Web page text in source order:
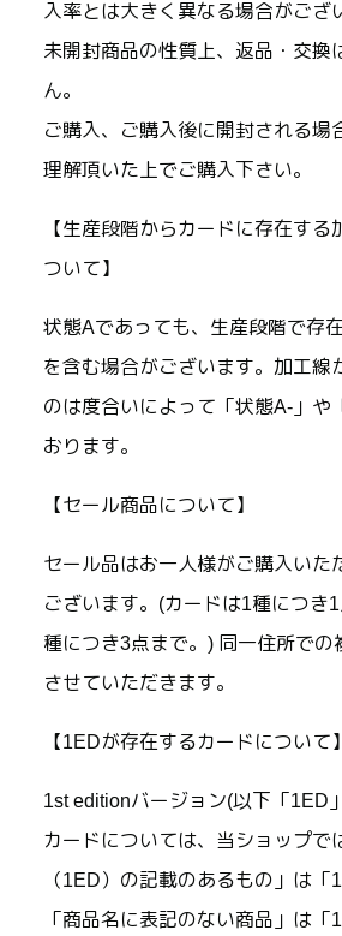
入率とは大きく異なる場合がござ
未開封商品の性質上、返品・交換
ん。
ご購入、ご購入後に開封される場
理解頂いた上でご購入下さい。
【生産段階からカードに存在する
ついて】
状態Aであっても、生産段階で存
を含む場合がございます。加工線
のは度合いによって「状態A-」や
おります。
【セール商品について】
セール品はお一人様がご購入いた
ございます。(カードは1種につき
種につき3点まで。) 同一住所での
させていただきます。
【1EDが存在するカードについて】
1st editionバージョン(以下「1ED
カードについては、当ショップで
（1ED）の記載のあるもの」は「
「商品名に表記のない商品」は「